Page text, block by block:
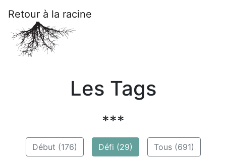
Retour à la racine
Les Tags
***
Début (176) Défi (29) Tous (691)